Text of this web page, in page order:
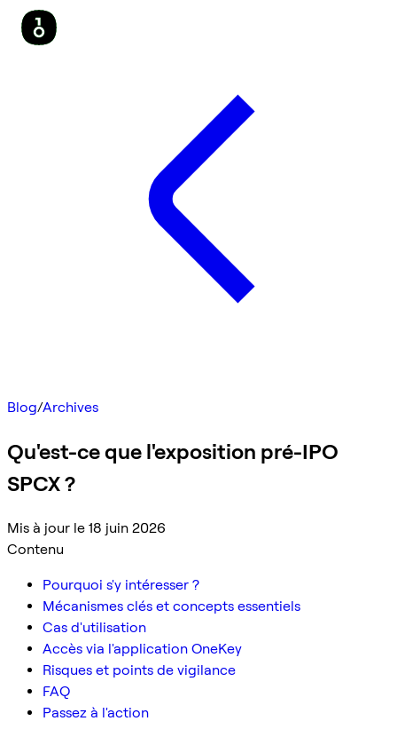
Blog/Archives
Qu'est-ce que l'exposition pré-IPO
SPCX ?
Mis à jour le 18 juin 2026
Contenu
Pourquoi s'y intéresser ?
Mécanismes clés et concepts essentiels
Cas d'utilisation
Accès via l'application OneKey
Risques et points de vigilance
FAQ
Passez à l'action